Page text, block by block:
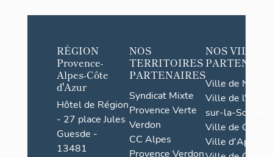
RÉGION
Provence-
Alpes-Côte
d'Azur
Hôtel de Région
- 27 place Jules
Guesde -
13481
NOS
TERRITOIRES
PARTENAIRES
Syndicat Mixte
Provence Verte
Verdon
CC Alpes
Provence Verdon
NOS VILLES
Ville de Nice
Ville de l'Isle-
sur-la-Sorgue
Ville de Grasse
Ville d'Apt